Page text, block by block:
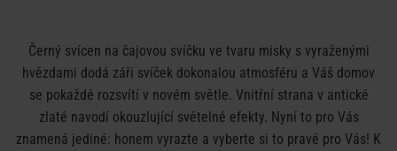
Černý svícen na čajovou svíčku ve tvaru misky s vyraženými
hvězdami dodá záři svíček dokonalou atmosféru a Váš domov
se pokaždé rozsvítí v novém světle. Vnitřní strana v antické
zlaté navodí okouzlující světelné efekty. Nyní to pro Vás
znamená jediné: honem vyrazte a vyberte si to pravé pro Vás! K